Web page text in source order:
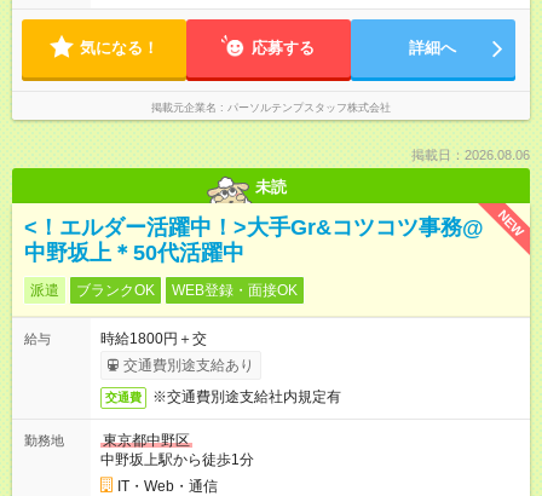
気になる！ 応募する 詳細へ
掲載元企業名 パーソルテンプスタッフ株式会社
掲載日：2026.08.06
未読
NEW
<！エルダー活躍中！>大手Gr&コツコツ事務@
中野坂上＊50代活躍中
派遣 ブランクOK WEB登録・面接OK
給与
時給1800円＋交
交通費別途支給あり
交通費 ※交通費別途支給社内規定有
勤務地
東京都中野区
中野坂上駅から徒歩1分
IT・Web・通信